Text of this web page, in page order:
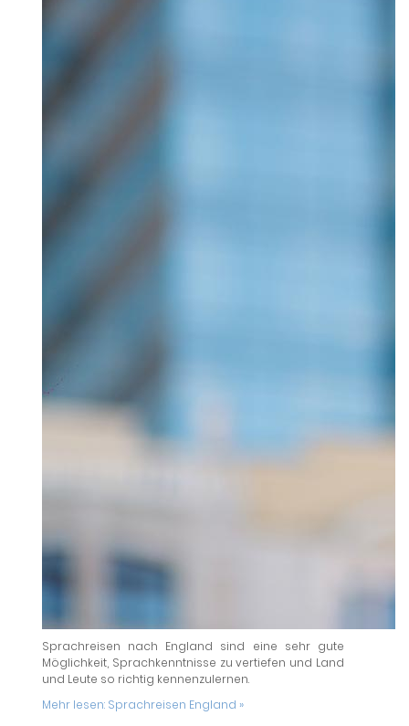
Sprachreisen nach England sind eine sehr gute
Möglichkeit, Sprachkenntnisse zu vertiefen und Land
und Leute so richtig kennenzulernen.
Mehr lesen: Sprachreisen England »